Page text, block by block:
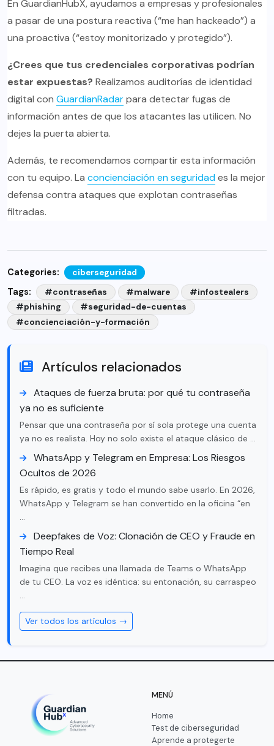
En GuardianHubX, ayudamos a empresas y profesionales
a pasar de una postura reactiva (“me han hackeado”) a
una proactiva (“estoy monitorizado y protegido”).
¿Crees que tus credenciales corporativas podrían
estar expuestas? Realizamos auditorías de identidad
digital con GuardianRadarpara detectar fugas de
información antes de que los atacantes las utilicen. No
dejes la puerta abierta.
Además, te recomendamos compartir esta información
con tu equipo. La concienciación en seguridades la mejor
defensa contra ataques que explotan contraseñas
filtradas.
Categories: ciberseguridad
Tags: #contraseñas #malware
#infostealers
#phishing
#seguridad-de-cuentas
#concienciación-y-formación
Artículos relacionados
Ataques de fuerza bruta: por qué tu contraseña
ya no es suficiente
Pensar que una contraseña por sí sola protege una cuenta
ya no es realista. Hoy no solo existe el ataque clásico de …
WhatsApp y Telegram en Empresa: Los Riesgos
Ocultos de 2026
Es rápido, es gratis y todo el mundo sabe usarlo. En 2026,
WhatsApp y Telegram se han convertido en la oficina “en
…
Deepfakes de Voz: Clonación de CEO y Fraude en
Tiempo Real
Imagina que recibes una llamada de Teams o WhatsApp
de tu CEO. La voz es idéntica: su entonación, su carraspeo
…
Ver todos los artículos →
MENÚ
Home
Test de ciberseguridad
Aprende a protegerte